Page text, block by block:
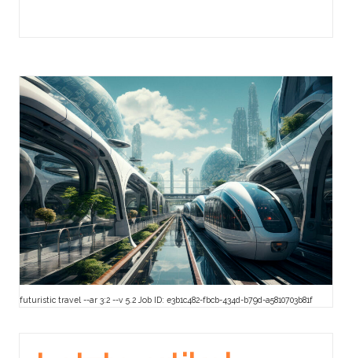
futuristic travel --ar 3:2 --v 5.2 Job ID: e3b1c482-fbcb-434d-b79d-a5810703b81f